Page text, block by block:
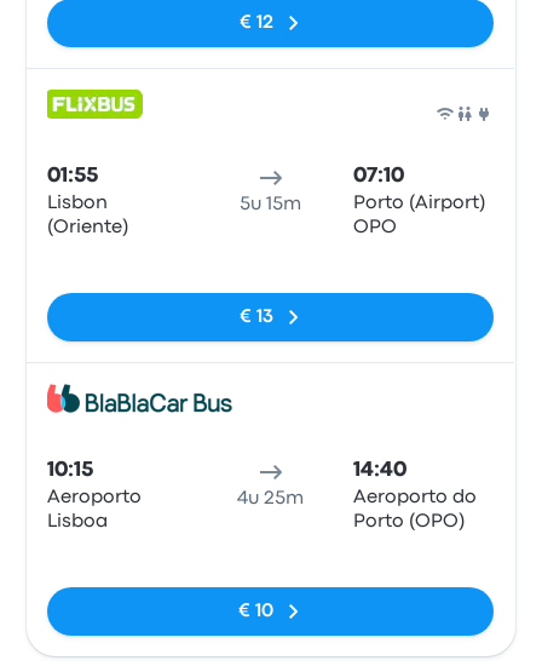
€ 12
01:55
Lisbon
(Oriente)
5u 15m
07:10
Porto (Airport)
OPO
€ 13
10:15
Aeroporto
Lisboa
4u 25m
14:40
Aeroporto do
Porto (OPO)
€ 10